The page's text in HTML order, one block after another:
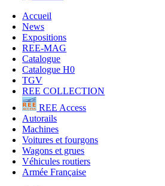
Accueil
News
Expositions
REE-MAG
Catalogue
Catalogue H0
TGV
REE COLLECTION
REE Access
Autorails
Machines
Voitures et fourgons
Wagons et grues
Véhicules routiers
Armée Française